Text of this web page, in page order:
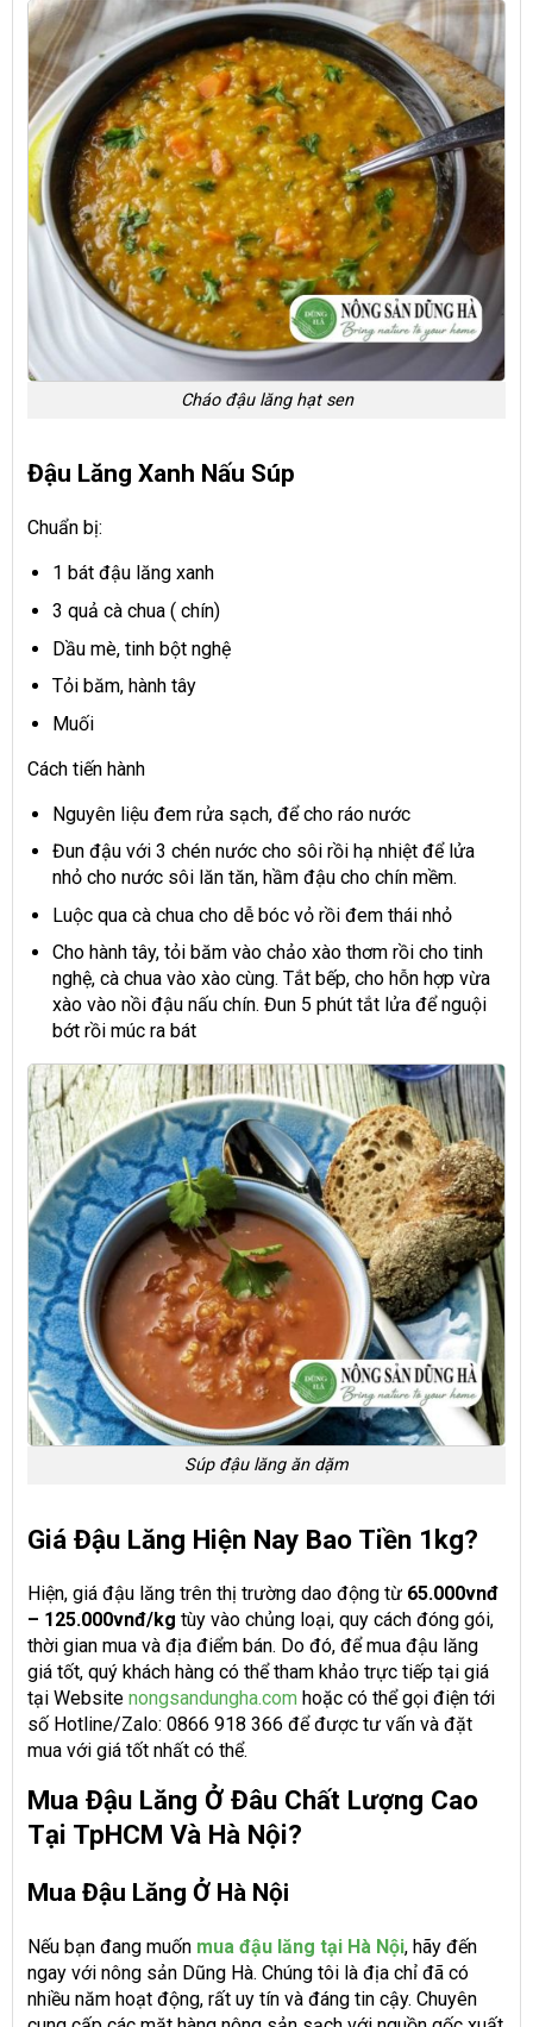
Cháo đậu lăng hạt sen
Đậu Lăng Xanh Nấu Súp
Chuẩn bị:
1 bát đậu lăng xanh
3 quả cà chua ( chín)
Dầu mè, tinh bột nghệ
Tỏi băm, hành tây
Muối
Cách tiến hành
Nguyên liệu đem rửa sạch, để cho ráo nước
Đun đậu với 3 chén nước cho sôi rồi hạ nhiệt để lửa
nhỏ cho nước sôi lăn tăn, hầm đậu cho chín mềm.
Luộc qua cà chua cho dễ bóc vỏ rồi đem thái nhỏ
Cho hành tây, tỏi băm vào chảo xào thơm rồi cho tinh
nghệ, cà chua vào xào cùng. Tắt bếp, cho hỗn hợp vừa
xào vào nồi đậu nấu chín. Đun 5 phút tắt lửa để nguội
bớt rồi múc ra bát
Súp đậu lăng ăn dặm
Giá Đậu Lăng Hiện Nay Bao Tiền 1kg?
Hiện, giá đậu lăng trên thị trường dao động từ 65.000vnđ
– 125.000vnđ/kg tùy vào chủng loại, quy cách đóng gói,
thời gian mua và địa điểm bán. Do đó, để mua đậu lăng
giá tốt, quý khách hàng có thể tham khảo trực tiếp tại giá
tại Website nongsandungha.com hoặc có thể gọi điện tới
số Hotline/Zalo: 0866 918 366 để được tư vấn và đặt
mua với giá tốt nhất có thể.
Mua Đậu Lăng Ở Đâu Chất Lượng Cao
Tại TpHCM Và Hà Nội?
Mua Đậu Lăng Ở Hà Nội
Nếu bạn đang muốn mua đậu lăng tại Hà Nội, hãy đến
ngay với nông sản Dũng Hà. Chúng tôi là địa chỉ đã có
nhiều năm hoạt động, rất uy tín và đáng tin cậy. Chuyên